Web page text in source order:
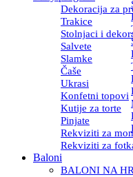
Dekoracija za
Trakice
Stolnjaci i
Salvete
Slamke
Čaše
Ukrasi
Konfetni topovi
Kutije za torte
Pinjate
Rekviziti za
Rekviziti za
Baloni
BALONI NA